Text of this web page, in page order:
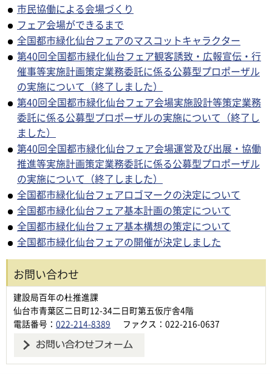
市民協働による会場づくり
フェア会場ができるまで
全国都市緑化仙台フェアのマスコットキャラクター
第40回全国都市緑化仙台フェア観客誘致・広報宣伝・行
催事等実施計画策定業務委託に係る公募型プロポーザル
の実施について（終了しました）
第40回全国都市緑化仙台フェア会場実施設計等策定業務
委託に係る公募型プロポーザルの実施について（終了し
ました）
第40回全国都市緑化仙台フェア会場運営及び出展・協働
推進等実施計画策定業務委託に係る公募型プロポーザル
の実施について（終了しました）
全国都市緑化仙台フェアロゴマークの決定について
全国都市緑化仙台フェア基本計画の策定について
全国都市緑化仙台フェア基本構想の策定について
全国都市緑化仙台フェアの開催が決定しました
お問い合わせ
建設局百年の杜推進課
仙台市青葉区二日町12-34二日町第五仮庁舎4階
電話番号： 022-214-8389 ファクス：022-216-0637